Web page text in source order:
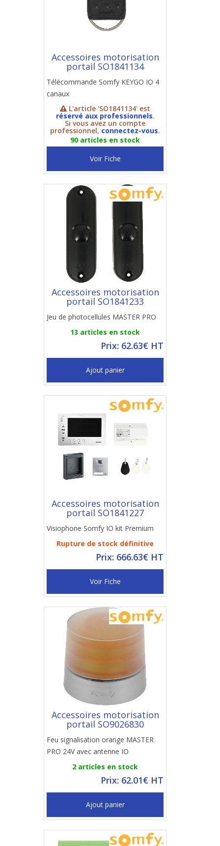
Accessoires motorisation
portail SO1841134
Télécommande Somfy KEYGO IO 4
canaux
L'article 'SO1841134' est
réservé aux professionnels.
Si vous avez un compte
professionnel, connectez-vous.
90 articles en stock
Voir Fiche
Accessoires motorisation
portail SO1841233
Jeu de photocellules MASTER PRO
13 articles en stock
Prix: 62.63€ HT
Ajout panier
Accessoires motorisation
portail SO1841227
Visiophone Somfy IO kit Premium
Rupture de stock définitive
Prix: 666.63€ HT
Voir Fiche
Accessoires motorisation
portail SO9026830
Feu signalisation orange MASTER
PRO 24V avec antenne IO
2 articles en stock
Prix: 62.01€ HT
Ajout panier